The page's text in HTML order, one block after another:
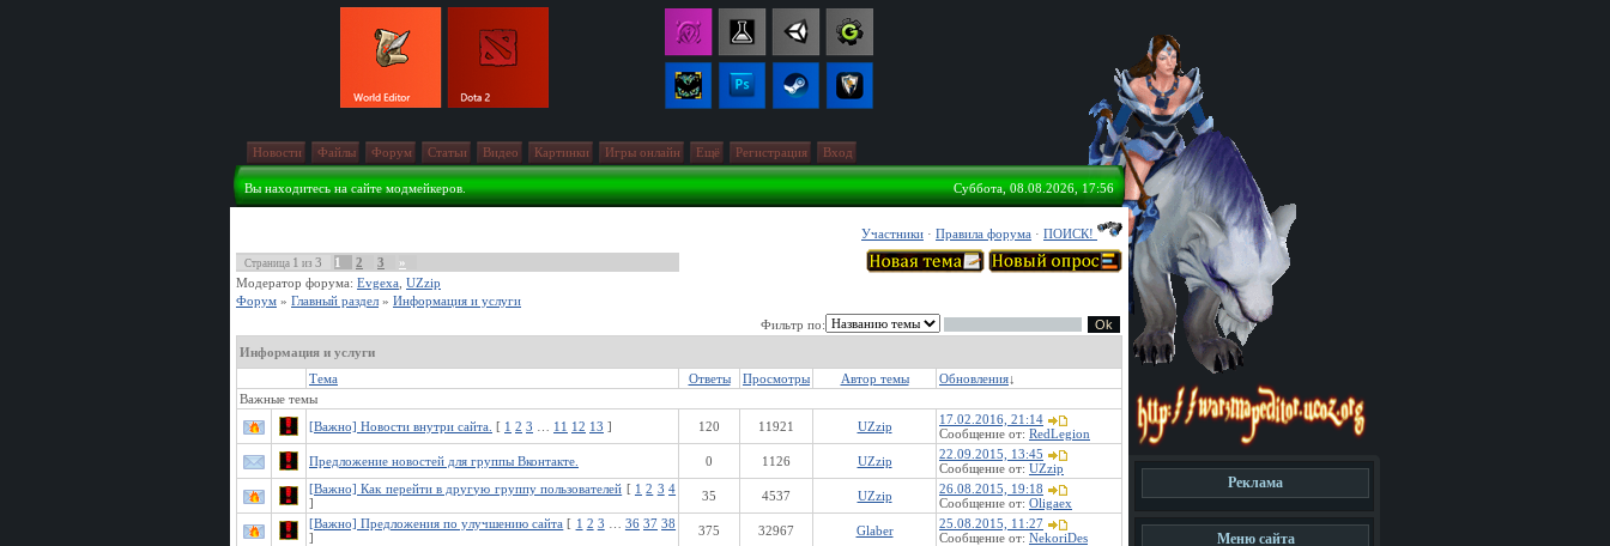
Новости Файлы Форум Статьи Видео Картинки Игры онлайн Ещё Регистрация Вход
Вы находитесь на сайте модмейкеров. Суббота, 08.08.2026, 17:56
Участники · Правила форума · ПОИСК!
Страница 1 из 3 1 2 3
»
Модератор форума: Evgexa UZzip
Форум » Главный раздел » Информация и услуги
Фильтр по:
Информация и услуги
Тема
Ответы Просмотры Автор темы Обновления↓
Важные темы
[Важно] Новости внутри сайта. [ 1 2 3 … 11 12 13 ] 120 11921 UZzip
17.02.2016, 21:14
Сообщение от: RedLegion
Предложение новостей для группы Вконтакте.
0 1126 UZzip
22.09.2015, 13:45
Сообщение от: UZzip
[Важно] Как перейти в другую группу пользователей [ 1 2 3 4
]
35 4537 UZzip
26.08.2015, 19:18
Сообщение от: Oligaex
[Важно] Предложения по улучшению сайта [ 1 2 3 … 36 37 38
]
375 32967 Glaber
25.08.2015, 11:27
Сообщение от: NekoriDes
Реклама
Меню сайта